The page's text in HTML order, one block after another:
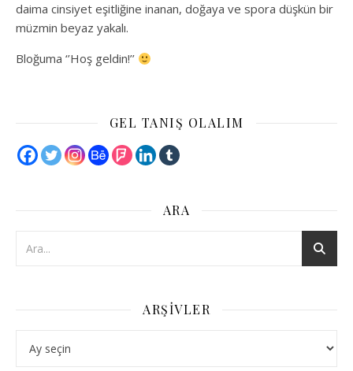
daima cinsiyet eşitliğine inanan, doğaya ve spora düşkün bir
müzmin beyaz yakalı.
Bloğuma ‘’Hoş geldin!’’
GEL TANIŞ OLALIM
ARA
ARŞIVLER